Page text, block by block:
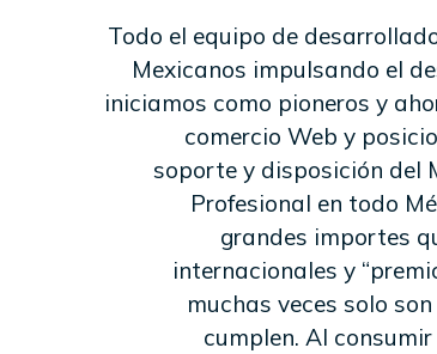
Todo el equipo de
Mexicanos impulsando el
iniciamos como pioneros y
comercio Web y
soporte y disposición del
Profesional en todo
grandes importes
internacionales y
muchas veces solo
cumplen. Al